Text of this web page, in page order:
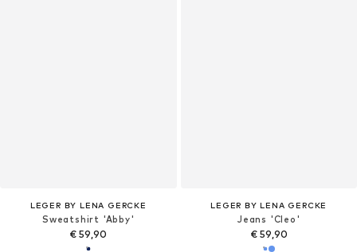
LEGER BY LENA GERCKE
Sweatshirt 'Abby'
€ 59,90
LEGER BY LENA GERCKE
Jeans 'Cleo'
€ 59,90